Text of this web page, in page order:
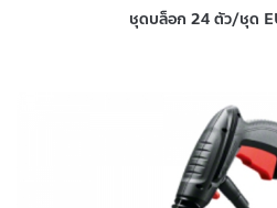
ชุดบล็อก 24 ตัว/ชุด